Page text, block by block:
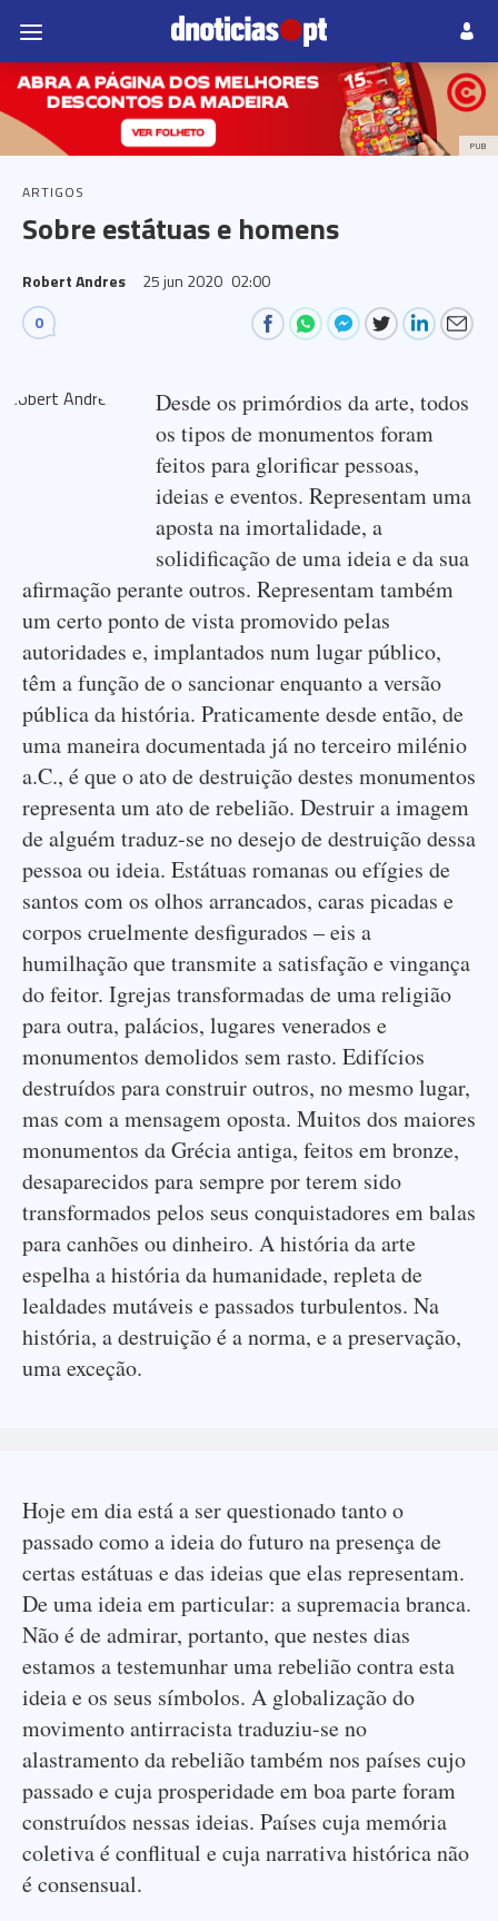
PUB
ARTIGOS
Sobre estátuas e homens
Robert Andres 25 jun 2020 02:00
0
Desde os primórdios da arte, todos
os tipos de monumentos foram
feitos para glorificar pessoas,
ideias e eventos. Representam uma
aposta na imortalidade, a
solidificação de uma ideia e da sua
afirmação perante outros. Representam também
um certo ponto de vista promovido pelas
autoridades e, implantados num lugar público,
têm a função de o sancionar enquanto a versão
pública da história. Praticamente desde então, de
uma maneira documentada já no terceiro milénio
a.C., é que o ato de destruição destes monumentos
representa um ato de rebelião. Destruir a imagem
de alguém traduz-se no desejo de destruição dessa
pessoa ou ideia. Estátuas romanas ou efígies de
santos com os olhos arrancados, caras picadas e
corpos cruelmente desfigurados – eis a
humilhação que transmite a satisfação e vingança
do feitor. Igrejas transformadas de uma religião
para outra, palácios, lugares venerados e
monumentos demolidos sem rasto. Edifícios
destruídos para construir outros, no mesmo lugar,
mas com a mensagem oposta. Muitos dos maiores
monumentos da Grécia antiga, feitos em bronze,
desaparecidos para sempre por terem sido
transformados pelos seus conquistadores em balas
para canhões ou dinheiro. A história da arte
espelha a história da humanidade, repleta de
lealdades mutáveis e passados turbulentos. Na
história, a destruição é a norma, e a preservação,
uma exceção.
Hoje em dia está a ser questionado tanto o
passado como a ideia do futuro na presença de
certas estátuas e das ideias que elas representam.
De uma ideia em particular: a supremacia branca.
Não é de admirar, portanto, que nestes dias
estamos a testemunhar uma rebelião contra esta
ideia e os seus símbolos. A globalização do
movimento antirracista traduziu-se no
alastramento da rebelião também nos países cujo
passado e cuja prosperidade em boa parte foram
construídos nessas ideias. Países cuja memória
coletiva é conflitual e cuja narrativa histórica não
é consensual.